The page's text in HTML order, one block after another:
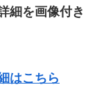
細を画像付き
はこちら